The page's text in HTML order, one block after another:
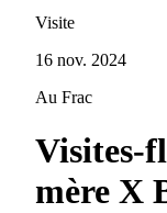
Visite
16 nov. 2024
Au Frac
Visites-
mère X